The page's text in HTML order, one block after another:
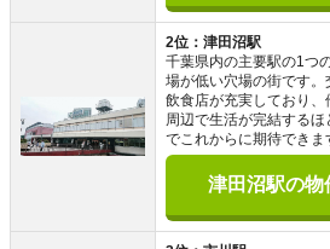
2位：津田沼駅
千葉県内の主要駅の1つ
場が低い穴場の街です。
飲食店が充実しており
周辺で生活が完結する
でこれからに期待できま
津田沼駅の物